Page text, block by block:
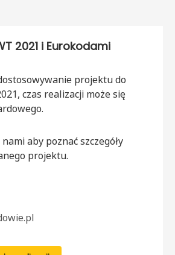
2021 i Eurokodami
projektu do
czas realizacji może się
aby poznać szczegóły
projektu.